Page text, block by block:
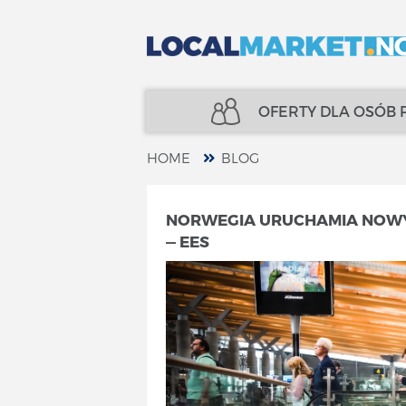
OFERTY DLA OSÓB
UBEZPIECZENIA
FINANSE
SPECJALIŚCI
SPECJALIŚCI
TELECOM
USŁUGI
HOME BLOG
NORWEGIA URUCHAMIA
— EES